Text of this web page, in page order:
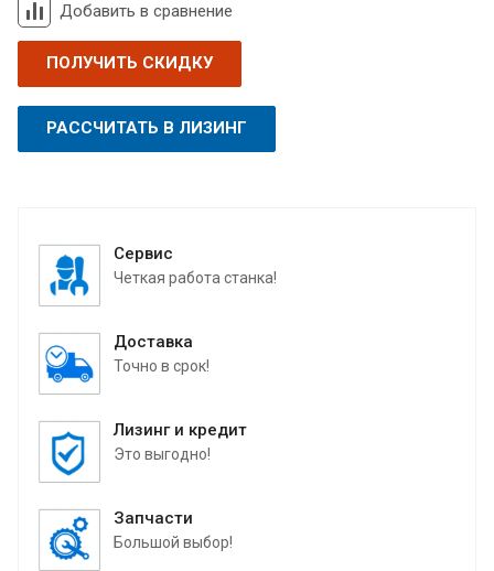
Добавить в сравнение
ПОЛУЧИТЬ СКИДКУ
РАССЧИТАТЬ В ЛИЗИНГ
Сервис
Четкая работа станка!
Доставка
Точно в срок!
Лизинг и кредит
Это выгодно!
Запчасти
Большой выбор!